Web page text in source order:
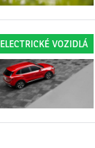
ELECTRICKÉ VOZIDLÁ